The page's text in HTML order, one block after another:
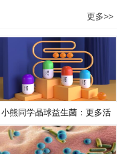
更多>>
小熊同学晶球益生菌：更多活